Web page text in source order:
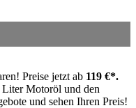
Preise jetzt ab 119 €*.
Motoröl und den
und sehen Ihren Preis!